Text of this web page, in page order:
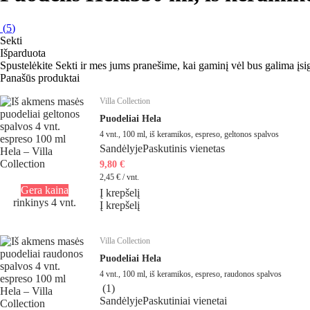
(5)
Sekti
Išparduota
Spustelėkite Sekti ir mes jums pranešime, kai gaminį vėl bus galima
Panašūs produktai
Gera kaina
rinkinys 4 vnt.
Villa Collection
Puodeliai Hela
4 vnt., 100 ml, iš keramikos, espreso, geltonos spalvos
SandėlyjePaskutinis vienetas
9,80 €
2,45 € / vnt.
Į krepšelį
Į krepšelį
Villa Collection
Puodeliai Hela
4 vnt., 100 ml, iš keramikos, espreso, raudonos spalvos
(1)
SandėlyjePaskutiniai vienetai